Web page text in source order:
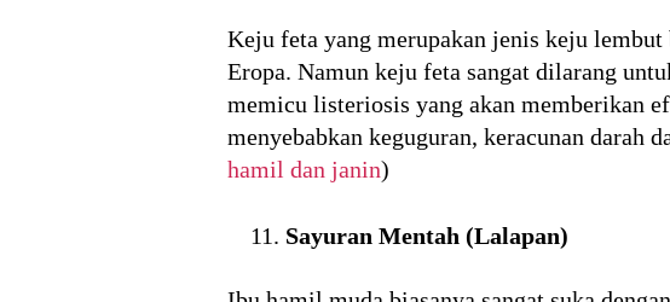
Keju feta yang merupakan jenis keju
Eropa. Namun keju feta sangat dilarang
memicu listeriosis yang akan memberikan
menyebabkan keguguran, keracunan darah
hamil dan janin)
Sayuran Mentah (Lalapan)